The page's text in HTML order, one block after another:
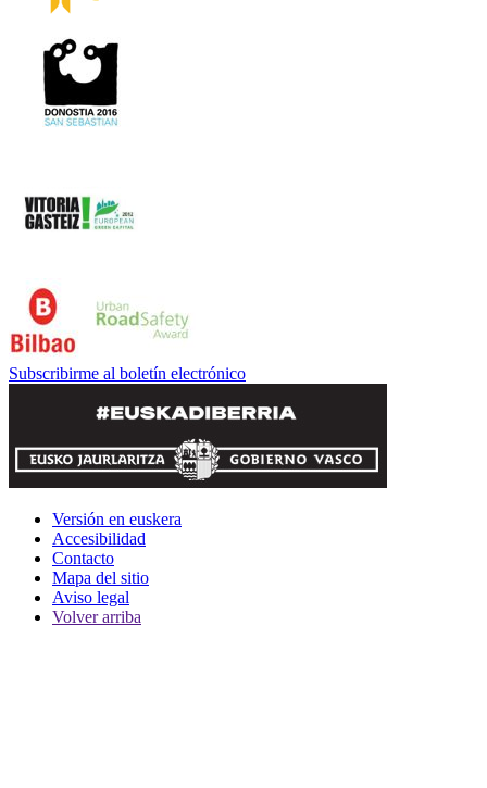
Subscribirme al boletín electrónico
Versión en euskera
Accesibilidad
Contacto
Mapa del sitio
Aviso legal
Volver arriba